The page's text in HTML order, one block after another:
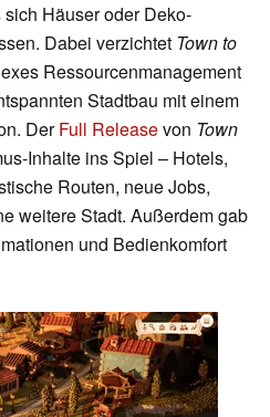
Häuser oder Deko-
Dabei verzichtet Town to
Ressourcenmanagement
Stadtbau mit einem
DerFull Releasevon Town
Inhalte ins Spiel – Hotels,
Routen, neue Jobs,
weitere Stadt. Außerdem gab
und Bedienkomfort